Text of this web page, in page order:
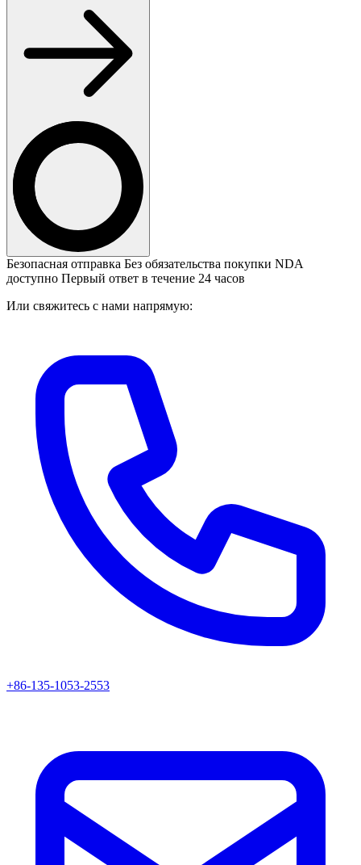
Безопасная отправка Без обязательства покупки NDA
доступно Первый ответ в течение 24 часов
Или свяжитесь с нами напрямую:
+86-135-1053-2553